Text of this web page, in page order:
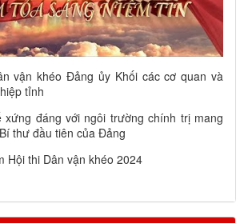
vận khéo Đảng ủy Khối các cơ quan và
tỉnh
xứng đáng với ngôi trường chính trị mang
thư đầu tiên của Đảng
Hội thi Dân vận khéo 2024